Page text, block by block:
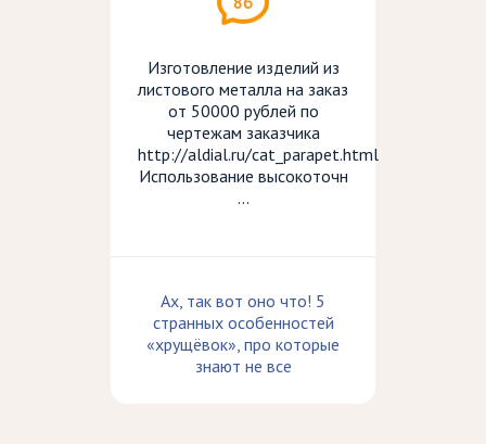
Изготовление изделий из
листового металла на заказ
от 50000 рублей по
чертежам заказчика
http://aldial.ru/cat_parapet.html
Использование высокоточн
...
Ах, так вот оно что! 5
странных особенностей
«хрущёвок», про которые
знают не все